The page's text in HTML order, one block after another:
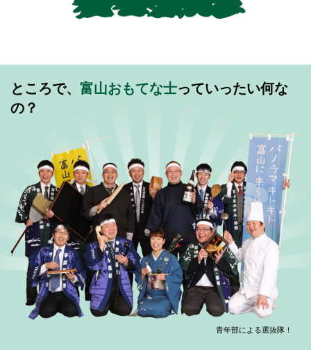
ところで、 富山おもてな士っていったい何な
の？
青年部による選抜隊！